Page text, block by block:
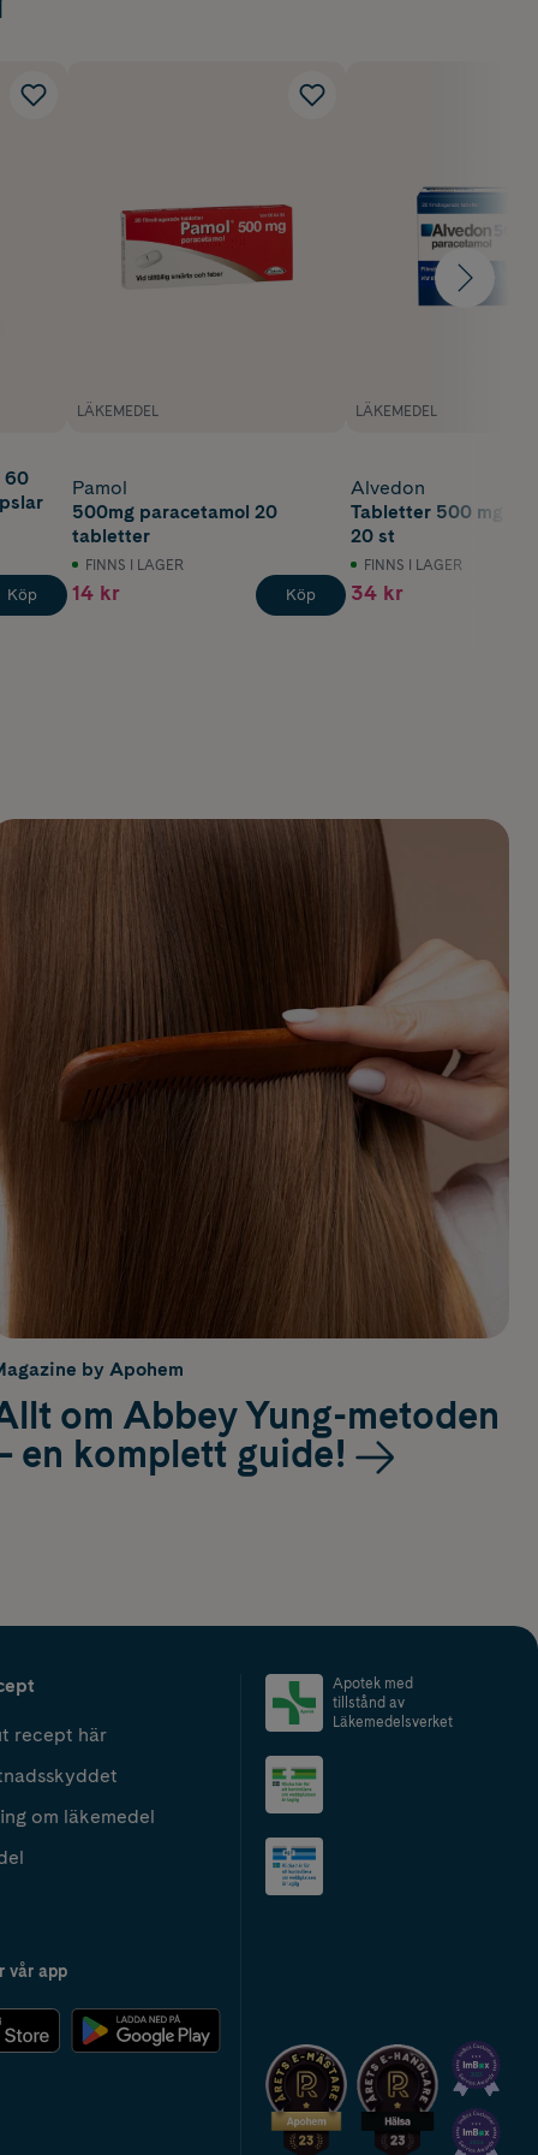
60
Köp
LÄKEMEDEL
Pamol
500mg paracetamol 20
tabletter
FINNS I LAGER
14 kr Köp
LÄKEMEDEL
Alvedon
Tabletter 500 mg
20 st
FINNS I LAGER
34 kr
by Apohem
om Abbey Yung-metoden
en komplett guide!
recept här
om läkemedel
vår app
Apotek med
tillstånd av
Läkemedelsverket
2024